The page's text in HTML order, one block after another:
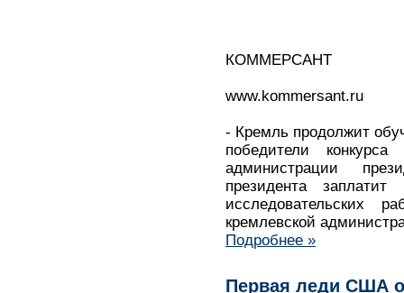
КОММЕРСАНТ
www.kommersant.ru
- Кремль продолжит
победители
администрации
президента
исследовательских
кремлевской
Подробнее »
Первая леди США